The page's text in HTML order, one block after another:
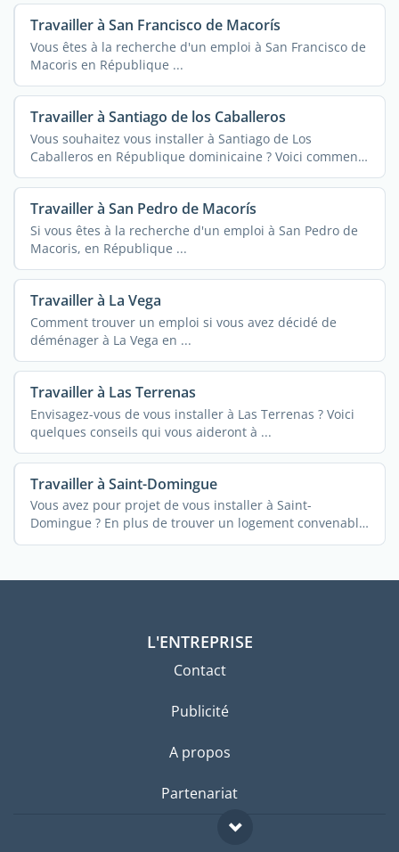
Travailler à San Francisco de Macorís
Vous êtes à la recherche d'un emploi à San Francisco de
Macoris en République ...
Travailler à Santiago de los Caballeros
Vous souhaitez vous installer à Santiago de Los
Caballeros en République dominicaine ? Voici comment
...
Travailler à San Pedro de Macorís
Si vous êtes à la recherche d'un emploi à San Pedro de
Macoris, en République ...
Travailler à La Vega
Comment trouver un emploi si vous avez décidé de
déménager à La Vega en ...
Travailler à Las Terrenas
Envisagez-vous de vous installer à Las Terrenas ? Voici
quelques conseils qui vous aideront à ...
Travailler à Saint-Domingue
Vous avez pour projet de vous installer à Saint-
Domingue ? En plus de trouver un logement convenable
...
L'ENTREPRISE
Contact
Publicité
A propos
Partenariat